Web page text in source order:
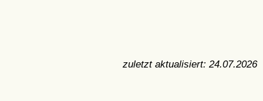
zuletzt aktualisiert: 24.07.2026